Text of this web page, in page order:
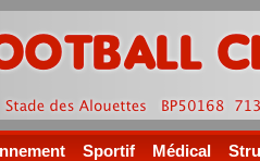
Sportif Médical